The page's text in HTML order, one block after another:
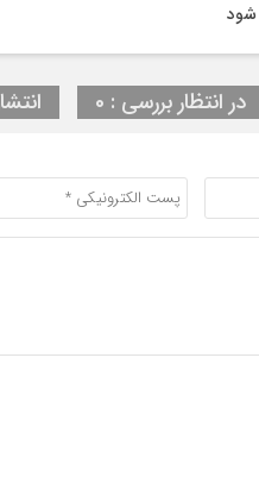
شود
در انتظار بررسی : 0